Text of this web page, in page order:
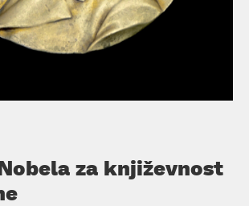
za književnost